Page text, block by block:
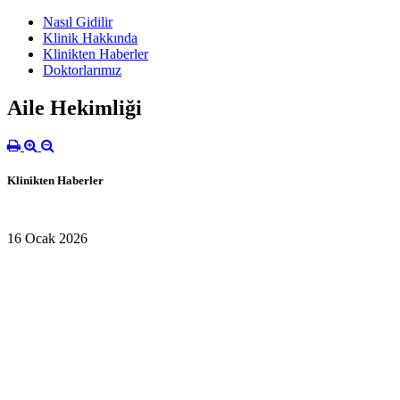
Nasıl Gidilir
Klinik Hakkında
Klinikten Haberler
Doktorlarımız
Aile Hekimliği
Klinikten Haberler
16 Ocak 2026